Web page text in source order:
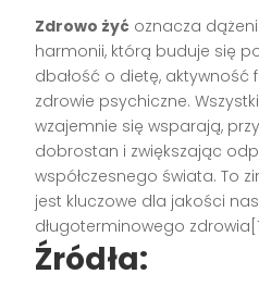
Zdrowo żyć oznacza
harmonii, którą buduje się
dbałość o dietę, aktywność
zdrowie psychiczne.
wzajemnie się wsparają,
dobrostan i zwiększając
współczesnego świata. To
jest kluczowe dla jakości
długoterminowego
Źródła: